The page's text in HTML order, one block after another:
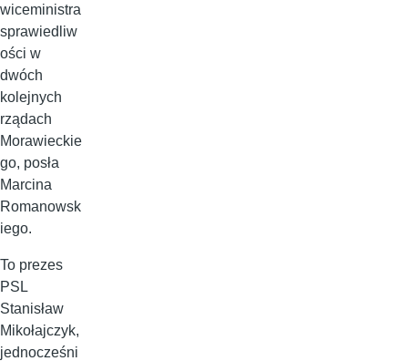
wiceministra
sprawiedliw
ości w
dwóch
kolejnych
rządach
Morawieckie
go, posła
Marcina
Romanowsk
iego.
To prezes
PSL
Stanisław
Mikołajczyk,
jednocześni